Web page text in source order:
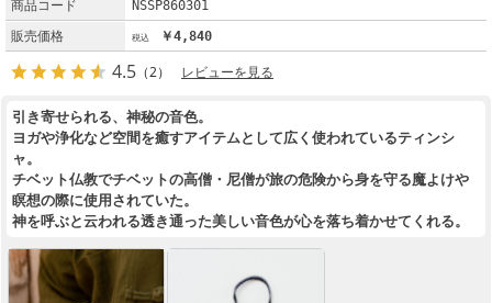
商品コード
NSSP860301
販売価格
￥4,840
4.5 （2） レビューを見る
引き寄せられる、神秘の音色。
ヨガや浄化など空間を癒すアイテムとして広く使われているティンシ
ャ。
チベット仏教でチベットの高僧・尼僧が旅の危険から身を守る魔よけや
瞑想の際に使用されていた。
神を呼ぶと云われる透き通った美しい音色が心を落ち着かせてくれる。